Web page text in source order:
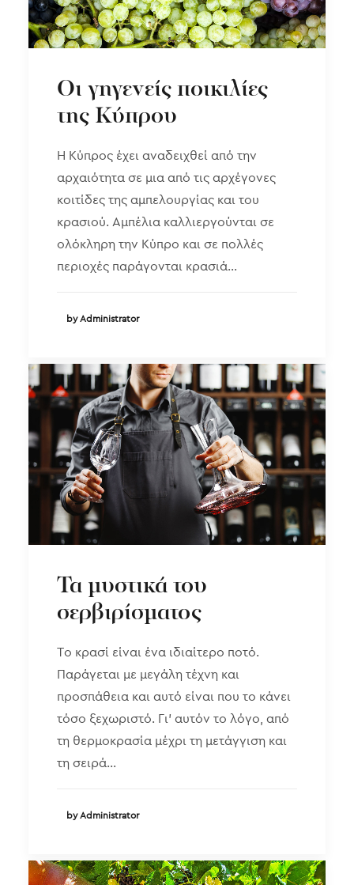
Οι γηγενείς ποικιλίες
της Κύπρου
Η Κύπρος έχει αναδειχθεί από την
αρχαιότητα σε μια από τις αρχέγονες
κοιτίδες της αμπελουργίας και του
κρασιού. Αμπέλια καλλιεργούνται σε
ολόκληρη την Κύπρο και σε πολλές
περιοχές παράγονται κρασιά…
by Administrator
Τα μυστικά του
σερβιρίσματος
Το κρασί είναι ένα ιδιαίτερο ποτό.
Παράγεται με μεγάλη τέχνη και
προσπάθεια και αυτό είναι που το κάνει
τόσο ξεχωριστό. Γι’ αυτόν το λόγο, από
τη θερμοκρασία μέχρι τη μετάγγιση και
τη σειρά…
by Administrator